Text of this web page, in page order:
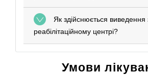
Як здійснюється
реабілітаційному центрі?
Умови